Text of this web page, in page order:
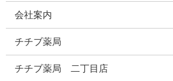
会社案内
チチブ薬局
チチブ薬局 二丁目店